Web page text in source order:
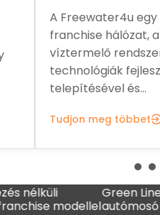
A Freewater4u
franchise hálózat,
víztermelő
technológiák
telepítésével és...
Tudjon meg többet
Green Line
autómosó